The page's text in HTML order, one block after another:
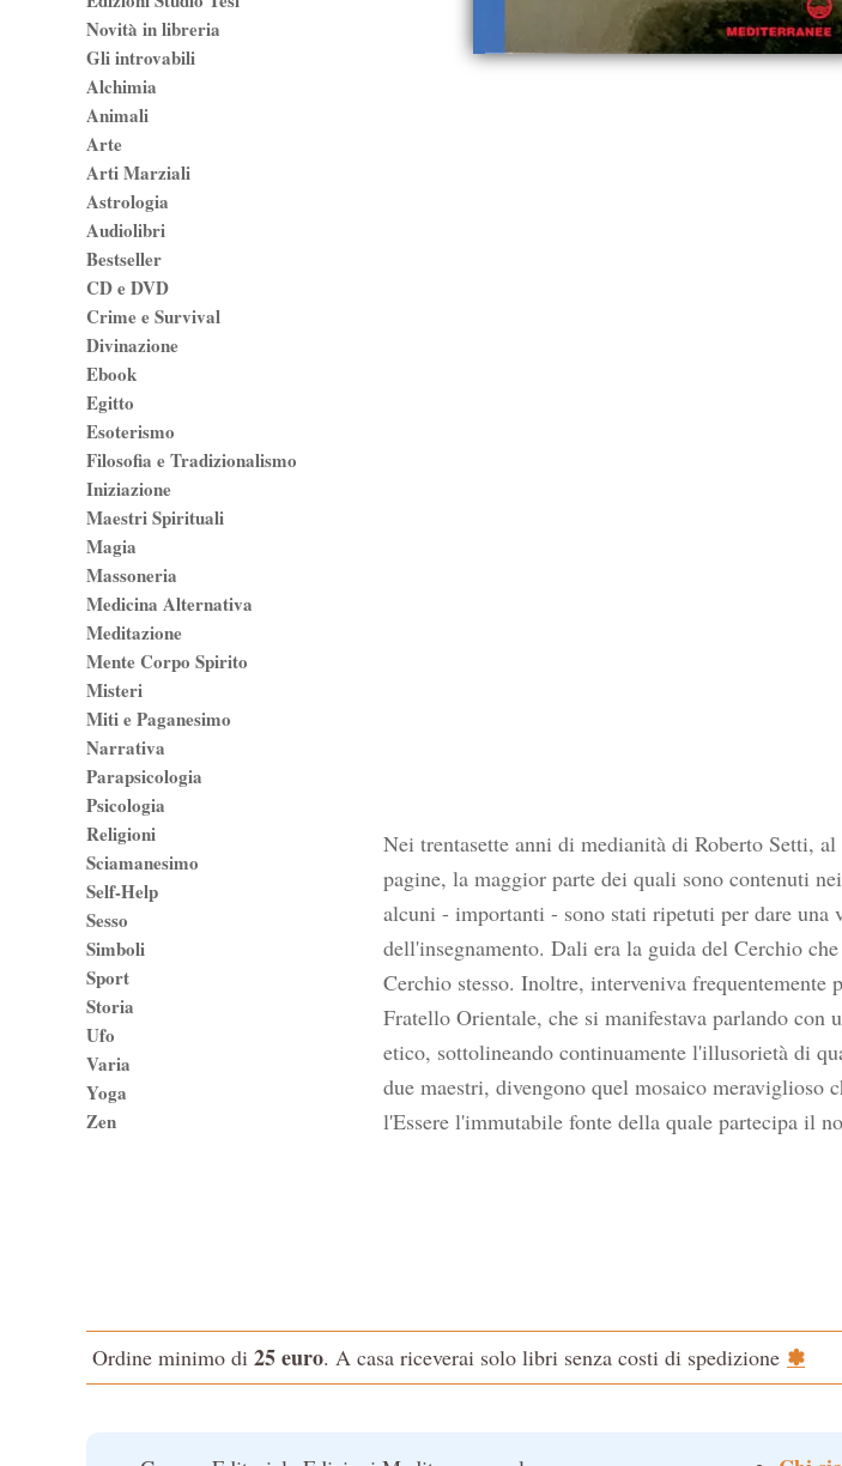
Nei trentasette anni di medianità di Roberto Setti,
pagine, la maggior parte dei quali sono contenuti
alcuni - importanti - sono stati ripetuti per dare
dell'insegnamento. Dali era la guida del Cerchio
Cerchio stesso. Inoltre, interveniva
Fratello Orientale, che si manifestava parlando con
etico, sottolineando continuamente l'illusorietà di
due maestri, divengono quel mosaico
l'Essere l'immutabile fonte della quale partecipa il
Novità in libreria
Gli introvabili
Alchimia
Animali
Arte
Arti Marziali
Astrologia
Audiolibri
Bestseller
CD e DVD
Crime e Survival
Divinazione
Ebook
Egitto
Esoterismo
Filosofia e Tradizionalismo
Iniziazione
Maestri Spirituali
Magia
Massoneria
Medicina Alternativa
Meditazione
Mente Corpo Spirito
Misteri
Miti e Paganesimo
Narrativa
Parapsicologia
Psicologia
Religioni
Sciamanesimo
Self-Help
Sesso
Simboli
Sport
Storia
Ufo
Varia
Yoga
Zen
Ordine minimo di 25 euro. A casa riceverai solo libri senza costi di spedizione ✽